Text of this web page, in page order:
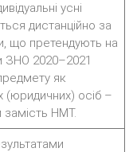
усні
дистанційно за
що претендують на
ЗНО 2020–2021
як
(юридичних) осіб –
замість НМТ.